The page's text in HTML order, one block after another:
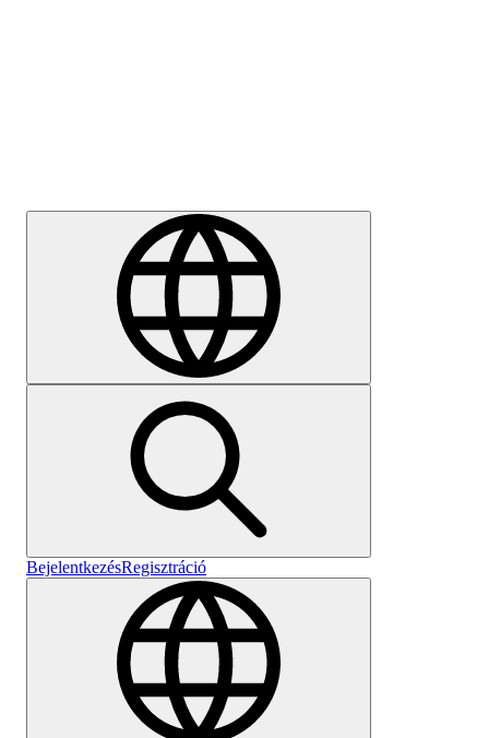
BejelentkezésRegisztráció